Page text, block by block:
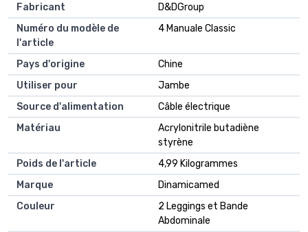
Fabricant
D&DGroup
Numéro du modèle de
l'article
4 Manuale Classic
Pays d'origine
Chine
Utiliser pour
Jambe
Source d'alimentation
Câble électrique
Matériau
Acrylonitrile butadiène
styrène
Poids de l'article
4,99 Kilogrammes
Marque
Dinamicamed
Couleur
2 Leggings et Bande
Abdominale